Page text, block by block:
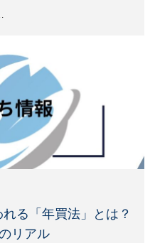
る「年買法」とは？
リアル